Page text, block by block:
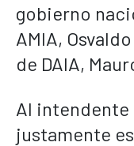
gobierno
AMIA,
de DAIA,
Al intendente
justamente